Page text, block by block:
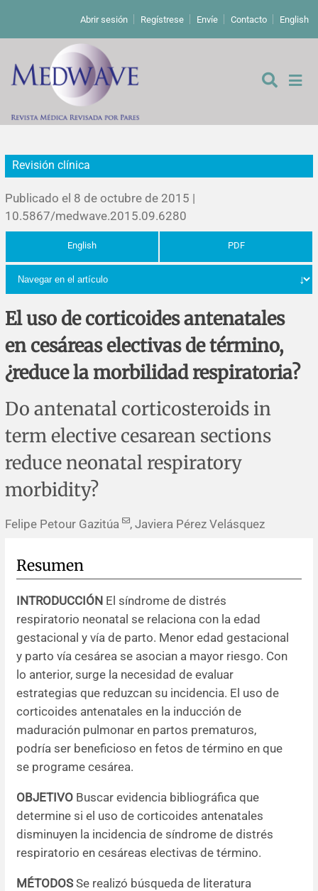
Abrir sesión Regístrese Envíe Contacto English
De los editores
Editoriales
Comentarios
Cartas a los editores
Errata y notas de reserva
Agradecimientos
Impressum
Estudios originales
Estudios cualitativos
Revisiones sistemáticas
Protocolos
Evaluaciones económicas
Análisis
Revisiones clínicas
Artículos de revisión
Notas metodológicas
Comunicaciones breves
Problemas de salud pública
Notas históricas y reseñas
Ensayos
Reporte de caso
Notas técnicas
Práctica clínica
Descripción
Política de cobros
Comité editorial
Resúmenes de congresos
Noticias
Revisión clínica
Publicado el 8 de octubre de 2015 |
10.5867/medwave.2015.09.6280
English PDF
El uso de corticoides antenatales
en cesáreas electivas de término,
¿reduce la morbilidad respiratoria?
Do antenatal corticosteroids in
term elective cesarean sections
reduce neonatal respiratory
morbidity?
Felipe Petour Gazitúa , Javiera Pérez Velásquez
Resumen
INTRODUCCIÓN El síndrome de distrés
respiratorio neonatal se relaciona con la edad
gestacional y vía de parto. Menor edad gestacional
y parto vía cesárea se asocian a mayor riesgo. Con
lo anterior, surge la necesidad de evaluar
estrategias que reduzcan su incidencia. El uso de
corticoides antenatales en la inducción de
maduración pulmonar en partos prematuros,
podría ser beneficioso en fetos de término en que
se programe cesárea.
OBJETIVO Buscar evidencia bibliográfica que
determine si el uso de corticoides antenatales
disminuyen la incidencia de síndrome de distrés
respiratorio en cesáreas electivas de término.
MÉTODOS Se realizó búsqueda de literatura